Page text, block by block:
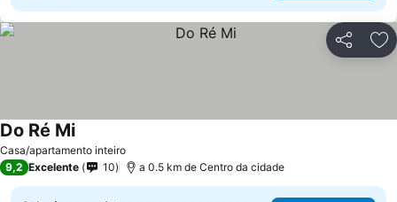
Partilhar
Casa/apartamento inteiro
Do Ré Mi
9,2 Excelente 10 a 0.5 km de Centro da cidade